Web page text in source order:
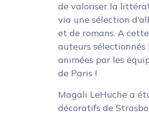
de valoriser la
via une sélection
et de romans. A
auteurs
animées par les
de Paris !
Magali LeHuche a
décoratifs de